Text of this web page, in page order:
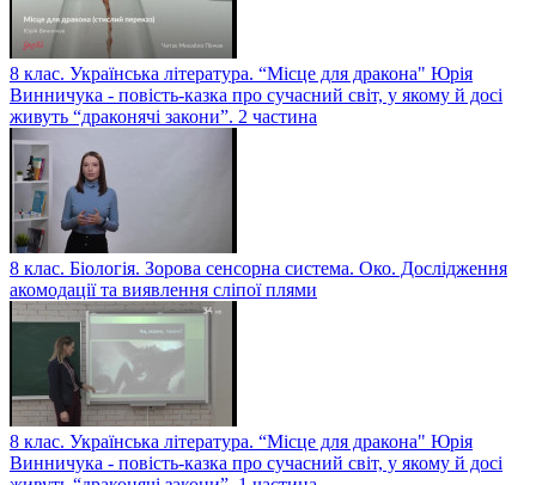
8 клас. Українська література. “Місце для дракона" Юрія
Винничука - повість-казка про сучасний світ, у якому й досі
живуть “драконячі закони”. 2 частина
8 клас. Біологія. Зорова сенсорна система. Око. Дослідження
акомодації та виявлення сліпої плями
8 клас. Українська література. “Місце для дракона" Юрія
Винничука - повість-казка про сучасний світ, у якому й досі